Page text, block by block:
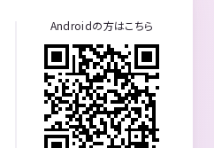
Androidの方はこちら